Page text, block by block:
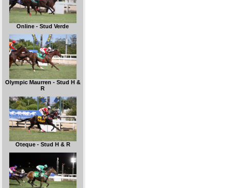
Online - Stud Verde
Olympic Maurren - Stud H &
R
Oteque - Stud H & R